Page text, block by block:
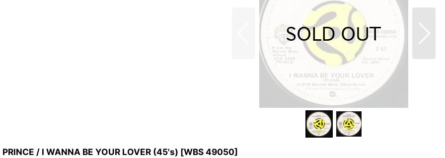
PRINCE / I WANNA BE YOUR LOVER (45's) [WBS 49050]